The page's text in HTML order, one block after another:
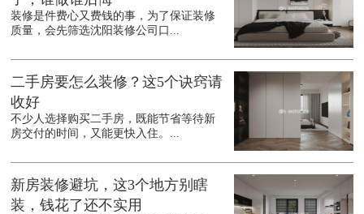
装修是件费心又费钱的事，为了保证装修
质量，会先筛选沈阳装修公司口...
二手房要怎么装修？这5个诀窍请
收好
不少人选择购买二手房，既能节省等待新
房交付的时间，又能更快入住。...
新房装修避坑，这3个地方别瞎
装，钱花了还不实用